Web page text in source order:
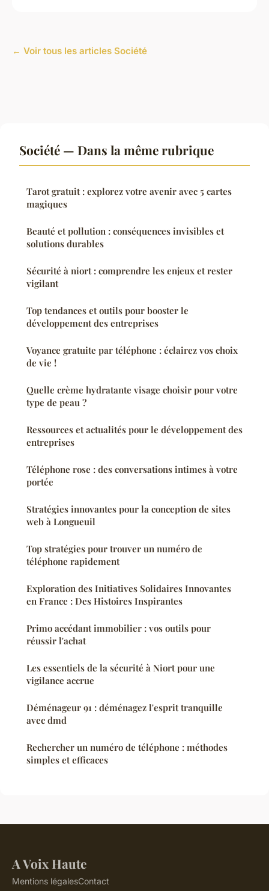
← Voir tous les articles Société
Société — Dans la même rubrique
Tarot gratuit : explorez votre avenir avec 5 cartes
magiques
Beauté et pollution : conséquences invisibles et
solutions durables
Sécurité à niort : comprendre les enjeux et rester
vigilant
Top tendances et outils pour booster le
développement des entreprises
Voyance gratuite par téléphone : éclairez vos choix
de vie !
Quelle crème hydratante visage choisir pour votre
type de peau ?
Ressources et actualités pour le développement des
entreprises
Téléphone rose : des conversations intimes à votre
portée
Stratégies innovantes pour la conception de sites
web à Longueuil
Top stratégies pour trouver un numéro de
téléphone rapidement
Exploration des Initiatives Solidaires Innovantes
en France : Des Histoires Inspirantes
Primo accédant immobilier : vos outils pour
réussir l'achat
Les essentiels de la sécurité à Niort pour une
vigilance accrue
Déménageur 91 : déménagez l'esprit tranquille
avec dmd
Rechercher un numéro de téléphone : méthodes
simples et efficaces
A Voix Haute
Mentions légalesContact